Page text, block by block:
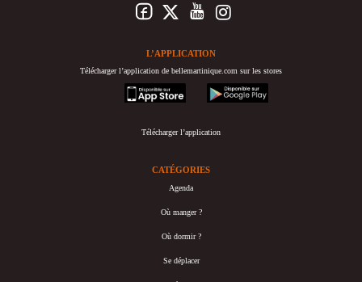
L’APPLICATION
Télécharger l’application de bellemartinique.com sur les stores
appstore
googleplay
Télécharger l’application
CATÉGORIES
Agenda
Où manger ?
Où dormir ?
Se déplacer